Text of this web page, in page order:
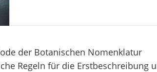
der Botanischen Nomenklatur
Regeln für die Erstbeschreibung